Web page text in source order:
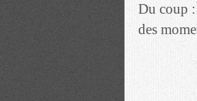
Du coup
des